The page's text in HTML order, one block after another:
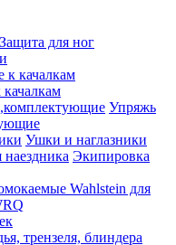
Защита для ног
Упряжь
Ушки и наглазники
Экипировка
Wahlstein для